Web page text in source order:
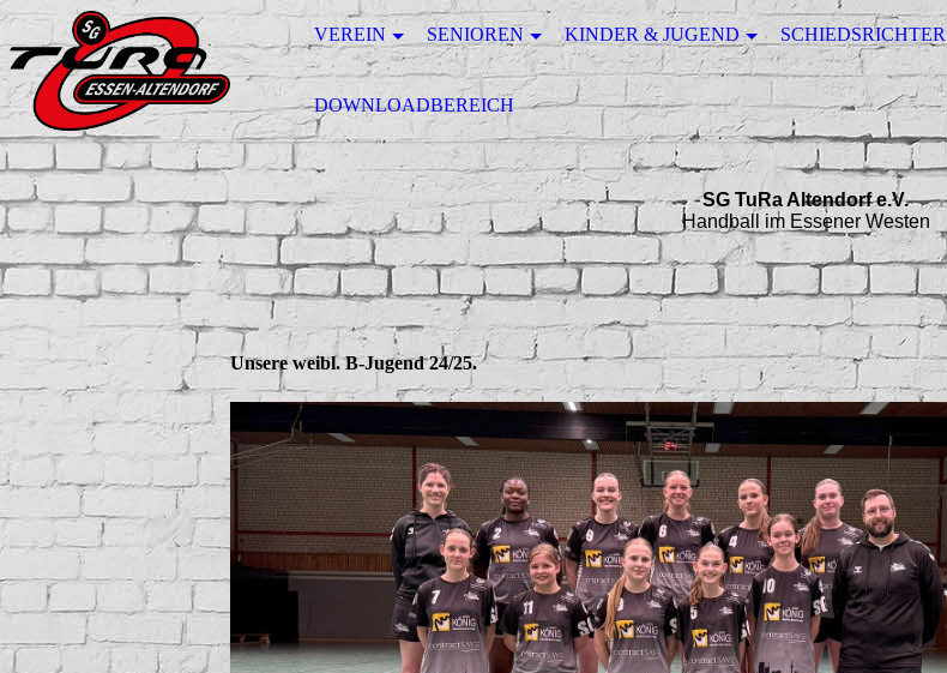
VEREIN SENIOREN KINDER & JUGEND SCHIEDSRICHTER
DOWNLOADBEREICH
SG TuRa Altendorf e.V.
Handball im Essener Westen
Unsere weibl. B-Jugend 24/25.